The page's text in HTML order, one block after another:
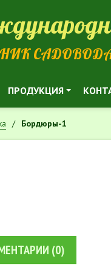
ПРОДУКЦИЯ
Бордюры-1
(0)